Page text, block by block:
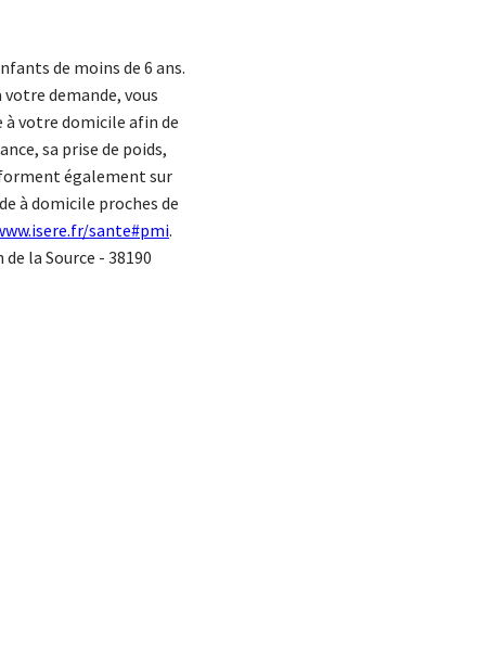
de moins de 6 ans.
demande, vous
à votre domicile afin de
sa prise de poids,
également sur
à domicile proches de
sante#pmi.
la Source - 38190